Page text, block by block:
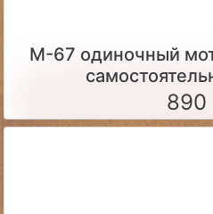
М-67 одиночный
890